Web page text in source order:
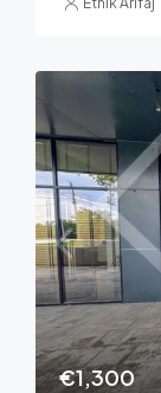
€1,300